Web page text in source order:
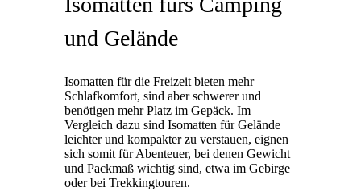
und Gelände
Isomatten für die Freizeit bieten mehr
Schlafkomfort, sind aber schwerer und
benötigen mehr Platz im Gepäck. Im
Vergleich dazu sind Isomatten für Gelände
leichter und kompakter zu verstauen, eignen
sich somit für Abenteuer, bei denen Gewicht
und Packmaß wichtig sind, etwa im Gebirge
oder bei Trekkingtouren.